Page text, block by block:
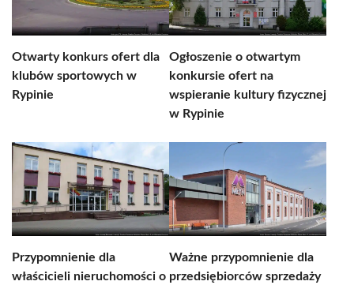
Otwarty konkurs ofert dla
klubów sportowych w
Rypinie
Ogłoszenie o otwartym
konkursie ofert na
wspieranie kultury fizycznej
w Rypinie
Przypomnienie dla
właścicieli nieruchomości o
Ważne przypomnienie dla
przedsiębiorców sprzedaży